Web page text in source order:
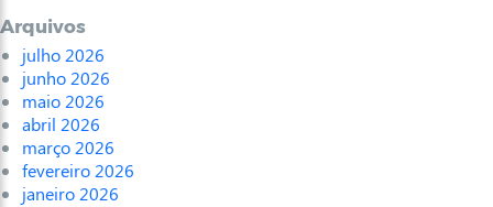
Arquivos
julho 2026
junho 2026
maio 2026
abril 2026
março 2026
fevereiro 2026
janeiro 2026